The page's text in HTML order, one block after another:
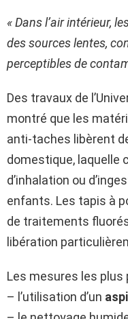
« Dans l’air intérieur,
des sources lentes,
perceptibles de
Des travaux de
montré que les
anti-taches libèrent
domestique, laquelle
d’inhalation ou
enfants. Les tapis à
de traitements
libération
Les mesures les
– l’utilisation d’un